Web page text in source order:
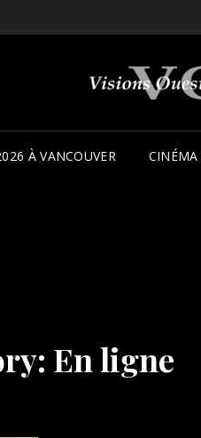
À VANCOUVER
En ligne